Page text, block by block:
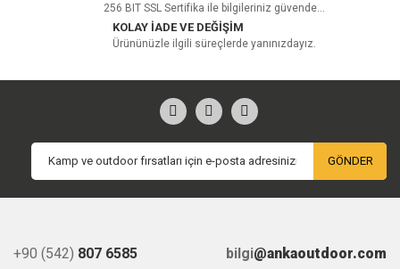
256 BIT SSL Sertifika ile bilgileriniz güvende...
KOLAY İADE VE DEĞİŞİM
Ürününüzle ilgili süreçlerde yanınızdayız.
GÖNDER
+90 (542) 807 6585 bilgi@ankaoutdoor.com